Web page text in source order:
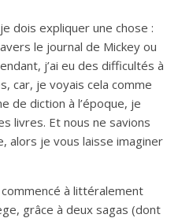
expliquer une chose :
le journal de Mickey ou
j’ai eu des difficultés à
car, je voyais cela comme
de diction à l’époque, je
livres. Et nous ne savions
alors je vous laisse imaginer
à littéralement
grâce à deux sagas (dont